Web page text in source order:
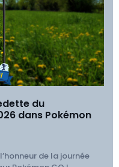
du
dans Pokémon
de la journée